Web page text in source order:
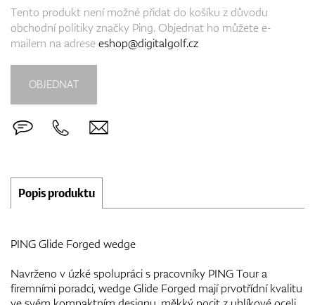
Tento produkt není možné přidat do košíku z důvodu
obchodní politiky značky Ping. Objednat ho můžete e-
mailem na adreseeshop@digitalgolf.cz
OBJEDNAT
Popis produktu
PING Glide Forged wedge
Navrženo v úzké spolupráci s pracovníky PING Tour a
firemními poradci, wedge Glide Forged mají prvotřídní kvalitu